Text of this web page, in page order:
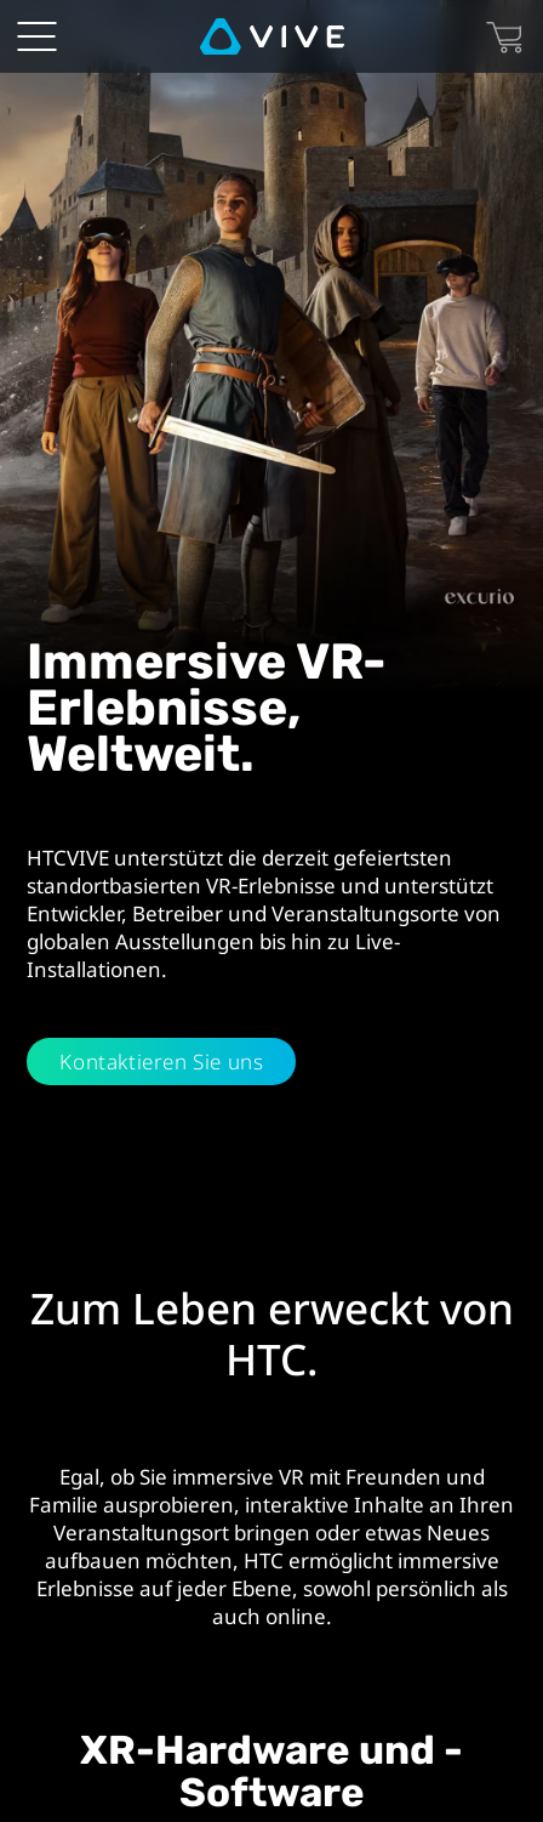
Immersive
VR
Experiences
Worldwide
|
HTC
VIVE
Location-
Based
Experiences.
Immersive VR-
Erlebnisse,
Weltweit.
HTCVIVE unterstützt die derzeit gefeiertsten
standortbasierten VR-Erlebnisse und unterstützt
Entwickler, Betreiber und Veranstaltungsorte von
globalen Ausstellungen bis hin zu Live-
Installationen.
Kontaktieren Sie uns
Zum Leben erweckt von
HTC.
Egal, ob Sie immersive VR mit Freunden und
Familie ausprobieren, interaktive Inhalte an Ihren
Veranstaltungsort bringen oder etwas Neues
aufbauen möchten, HTC ermöglicht immersive
Erlebnisse auf jeder Ebene, sowohl persönlich als
auch online.
XR-Hardware und -
Software